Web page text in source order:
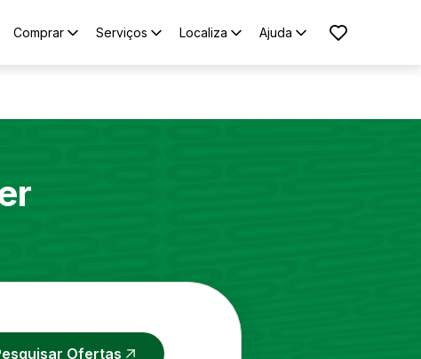
Comprar Serviços Localiza Ajuda
Ofertas